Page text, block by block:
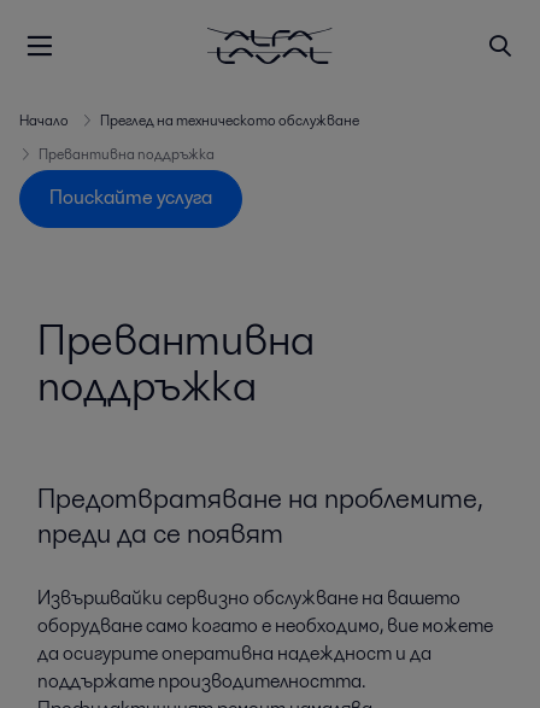
Начало
Преглед на техническото обслужване
Превантивна поддръжка
Поискайте услуга
Превантивна
поддръжка
Предотвратяване на проблемите,
преди да се появят
Извършвайки сервизно обслужване на вашето
оборудване само когато е необходимо, вие можете
да осигурите оперативна надеждност и да
поддържате производителността.